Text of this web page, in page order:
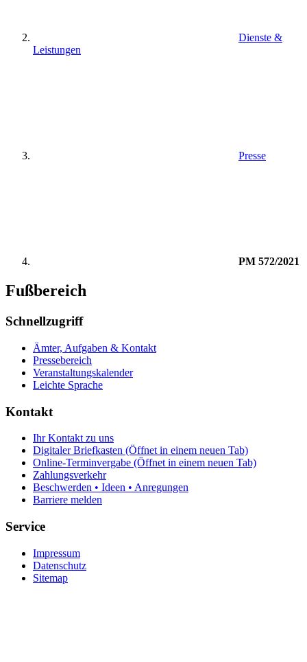
Dienste &
Leistungen
Presse
PM 572/2021
Fußbereich
Schnellzugriff
Ämter, Aufgaben & Kontakt
Pressebereich
Veranstaltungskalender
Leichte Sprache
Kontakt
Ihr Kontakt zu uns
Digitaler Briefkasten (Öffnet in einem neuen Tab)
Online-Terminvergabe (Öffnet in einem neuen Tab)
Zahlungsverkehr
Beschwerden • Ideen • Anregungen
Barriere melden
Service
Impressum
Datenschutz
Sitemap